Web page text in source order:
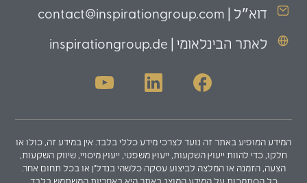
דוא״ל | contact@inspirationgroup.com
לאתר הבינלאומי | inspirationgroup.de
המידע המופיע באתר זה נועד לצרכי מידע כללי בלבד. אין במידע זה, כולו או
חלקו, כדי להוות ייעוץ השקעות, ייעוץ משפטי, ייעוץ מיסויי, שיווק השקעות,
הצעה, הזמנה או המלצה לביצוע עסקה כלשהי בנדל"ן או בכל תחום אחר.